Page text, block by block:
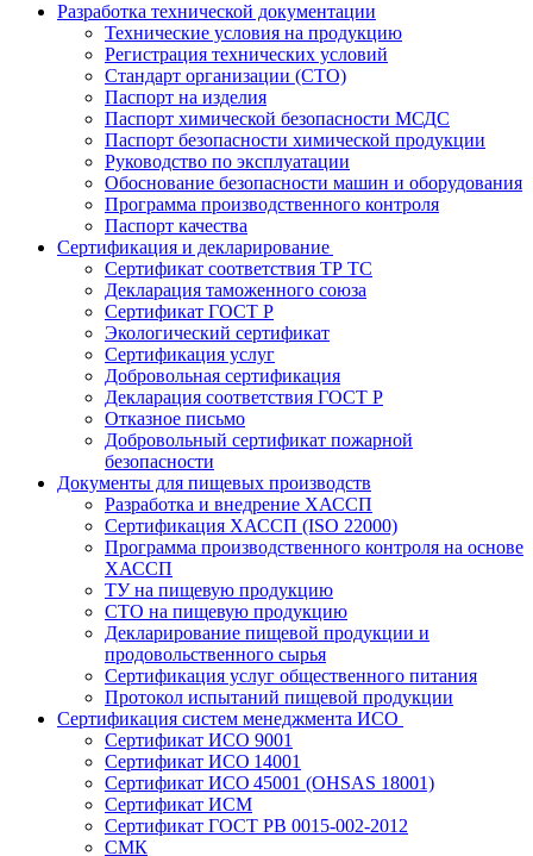
Разработка технической документации
Технические условия на продукцию
Регистрация технических условий
Стандарт организации (СТО)
Паспорт на изделия
Паспорт химической безопасности МСДС
Паспорт безопасности химической продукции
Руководство по эксплуатации
Обоснование безопасности машин и оборудования
Программа производственного контроля
Паспорт качества
Сертификация и декларирование
Сертификат соответствия ТР ТС
Декларация таможенного союза
Сертификат ГОСТ Р
Экологический сертификат
Сертификация услуг
Добровольная сертификация
Декларация соответствия ГОСТ Р
Отказное письмо
Добровольный сертификат пожарной
безопасности
Документы для пищевых производств
Разработка и внедрение ХАССП
Сертификация ХАССП (ISO 22000)
Программа производственного контроля на основе
ХАССП
ТУ на пищевую продукцию
СТО на пищевую продукцию
Декларирование пищевой продукции и
продовольственного сырья
Сертификация услуг общественного питания
Протокол испытаний пищевой продукции
Сертификация систем менеджмента ИСО
Сертификат ИСО 9001
Сертификат ИСО 14001
Сертификат ИСО 45001 (OHSAS 18001)
Сертификат ИСМ
Сертификат ГОСТ РВ 0015-002-2012
СМК